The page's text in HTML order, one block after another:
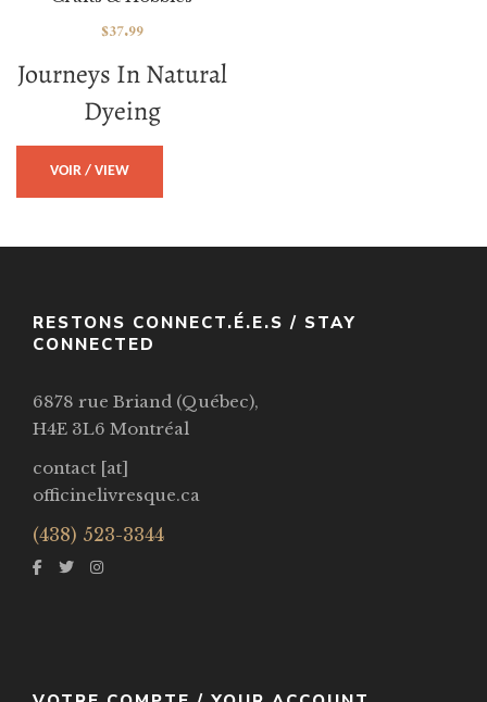
Journeys In Natural
Dyeing
$37.99
VOIR / VIEW
RESTONS CONNECT.É.E.S / STAY
CONNECTED
6878 rue Briand (Québec),
H4E 3L6 Montréal
contact [at]
officinelivresque.ca
(438) 523-3344